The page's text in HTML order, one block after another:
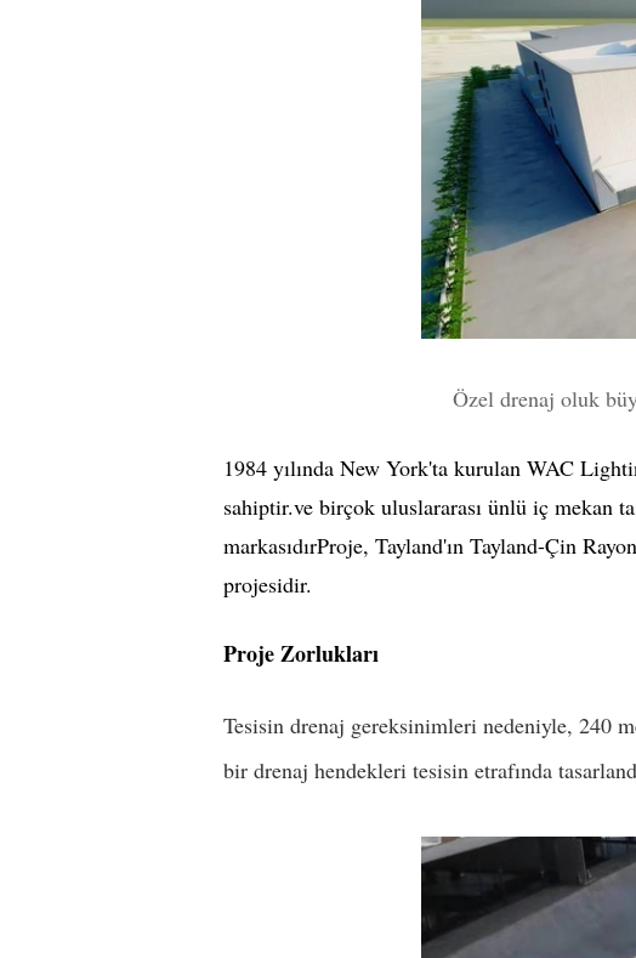
Özel drenaj oluk
1984 yılında New York'ta kurulan WAC
sahiptir.ve birçok uluslararası ünlü iç mekan
markasıdırProje, Tayland'ın Tayland-Çin
projesidir.
Proje Zorlukları
Tesisin drenaj gereksinimleri nedeniyle, 240
bir drenaj hendekleri tesisin etrafında